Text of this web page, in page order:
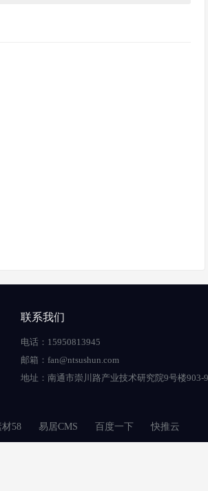
联系我们
电话：15950813945
邮箱：fan@ntsushun.com
地址：南通市崇川路产业技术研究院9号楼903-
材58 易居CMS 百度一下 快推云